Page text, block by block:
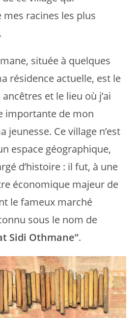
mes racines les plus
située à quelques
résidence actuelle, est le
et le lieu où j’ai
importante de mon
jeunesse. Ce village n’est
espace géographique,
d’histoire : il fut, à une
économique majeur de
le fameux marché
sous le nom de
Sidi Othmane”.